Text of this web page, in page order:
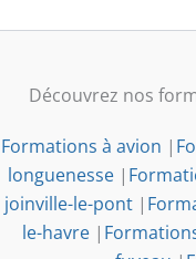
Découvrez nos
Formations à avion |
longuenesse |
joinville-le-pont |
le-havre |